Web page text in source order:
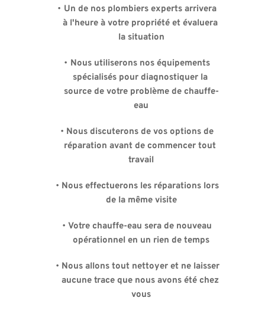
Un de nos plombiers experts arrivera
à l'heure à votre propriété et évaluera
la situation
Nous utiliserons nos équipements
spécialisés pour diagnostiquer la
source de votre problème de chauffe-
eau
Nous discuterons de vos options de
réparation avant de commencer tout
travail
Nous effectuerons les réparations lors
de la même visite
Votre chauffe-eau sera de nouveau
opérationnel en un rien de temps
Nous allons tout nettoyer et ne laisser
aucune trace que nous avons été chez
vous